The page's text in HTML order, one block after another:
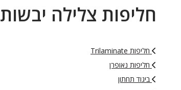
חליפות צלילה יבשות
חליפות Trilaminate
חליפות נאופרן
ביגוד תחתון